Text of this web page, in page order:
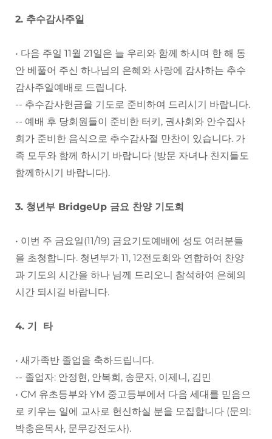
2. 추수감사주일
• 다음 주일 11월 21일은 늘 우리와 함께 하시며 한 해 동
안 베풀어 주신 하나님의 은혜와 사랑에 감사하는 추수
감사주일예배로 드립니다.
-- 추수감사헌금을 기도로 준비하여 드리시기 바랍니다.
-- 예배 후 당회원들이 준비한 터키, 권사회와 안수집사
회가 준비한 음식으로 추수감사절 만찬이 있습니다. 가
족 모두와 함께 하시기 바랍니다 (방문 자녀나 친지들도
함께하시기 바랍니다).
3. 청년부 BridgeUp 금요 찬양 기도회
• 이번 주 금요일(11/19) 금요기도예배에 성도 여러분들
을 초청합니다. 청년부가 11, 12전도회와 연합하여 찬양
과 기도의 시간을 하나 님께 드리오니 참석하여 은혜의
시간 되시길 바랍니다.
4. 기 타
• 새가족반 졸업을 축하드립니다.
-- 졸업자: 안정현, 안복희, 송문자, 이제니, 김민
• CM 유초등부와 YM 중고등부에서 다음 세대를 믿음으
로 키우는 일에 교사로 헌신하실 분을 모집합니다 (문의:
박충은목사, 문무강전도사).